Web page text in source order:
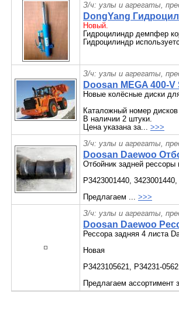
З/ч: узлы и агрегаты,
DongYang
Новый.
Гидроцилиндр демпфер
Гидроцилиндр
З/ч: узлы и агрегаты,
Doosan MEGA 400-
Новые колёсные диски
Каталожный номер
В наличии 2 штуки.
Цена указана за... >>>
З/ч: узлы и агрегаты,
Doosan Daewoo
Отбойник задней рессоры
P3423001440,
Предлагаем ... >>>
З/ч: узлы и агрегаты,
Doosan Daewoo
Рессора задняя 4 листа
Новая
P3423105621, P34231-
Предлагаем ассортимент